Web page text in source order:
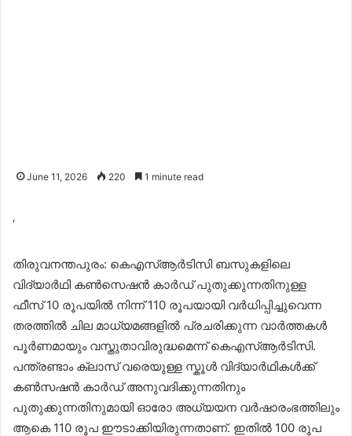
June 11, 2026 220 1 minute read
‘
തിരുവനന്തപുരം: കെഎസ്ആർടിസി ബസുകളിലെ
വിദ്യാര്‍ഥി കൺസെഷൻ കാർഡ് പുതുക്കുന്നതിനുള്ള
ഫീസ് 10 രൂപയിൽ നിന്ന് 110 രൂപയായി വർധിപ്പിച്ചുവെന്ന
തരത്തിൽ ചില മാധ്യമങ്ങളിൽ പ്രചരിക്കുന്ന വാർത്തകൾ
പൂർണമായും വസ്തുതാവിരുദ്ധമെന്ന് കെഎസ്ആർടിസി.
പന്ത്രണ്ടാം ക്ലാസ് വരെയുള്ള സ്കൂൾ വിദ്യാർഥികള്‍ക്ക്
കൺസഷൻ കാർഡ് അനുവദിക്കുന്നതിനും
പുതുക്കുന്നതിനുമായി ഓരോ അധ്യയന വർഷാരംഭത്തിലും
ആകെ 110 രൂപ ഈടാക്കിയിരുന്നതാണ്. ഇതിൽ 100 രൂപ